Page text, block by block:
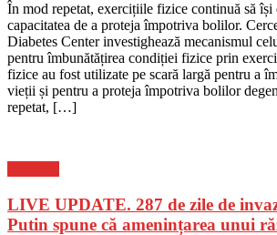
În mod repetat, exercițiile fizice continuă să își
capacitatea de a proteja împotriva bolilor.
Diabetes Center investighează mecanismul
pentru îmbunătățirea condiției fizice prin
fizice au fost utilizate pe scară largă pentru a
vieții și pentru a proteja împotriva bolilor
repetat, […]
LIVE UPDATE. 287 de zile de
Putin spune că amenințarea unui